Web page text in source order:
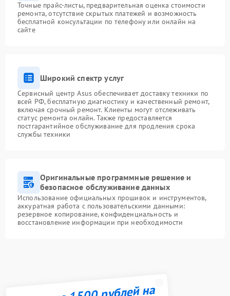
Точные прайс-листы, предварительная оценка стоимости
ремонта, отсутствие скрытых платежей и возможность
бесплатной консультации по телефону или онлайн на
сайте
Широкий спектр услуг
Сервисный центр Asus обеспечивает доставку техники по
всей РФ, бесплатную диагностику и качественный ремонт,
включая срочный ремонт. Клиенты могут отслеживать
статус ремонта онлайн. Также предоставляется
постгарантийное обслуживание для продления срока
службы техники
Оригинальные программные решение и
безопасное обслуживание данных
Использование официальных прошивок и инструментов,
аккуратная работа с пользовательскими данными:
резервное копирование, конфиденциальность и
восстановление информации при необходимости